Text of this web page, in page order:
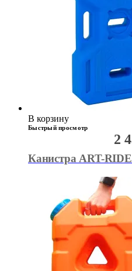
В корзину
Быстрый просмотр
Канистра ART-
2